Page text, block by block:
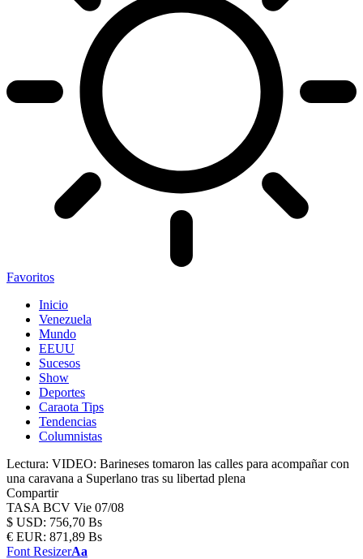
Favoritos
Inicio
Venezuela
Mundo
EEUU
Sucesos
Show
Deportes
Caraota Tips
Tendencias
Columnistas
Lectura: VIDEO: Barineses tomaron las calles para acompañar con
una caravana a Superlano tras su libertad plena
Compartir
TASA BCV Vie 07/08
$ USD: 756,70 Bs
€ EUR: 871,89 Bs
Font ResizerAa